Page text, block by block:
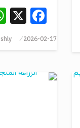
X
2026-02-17